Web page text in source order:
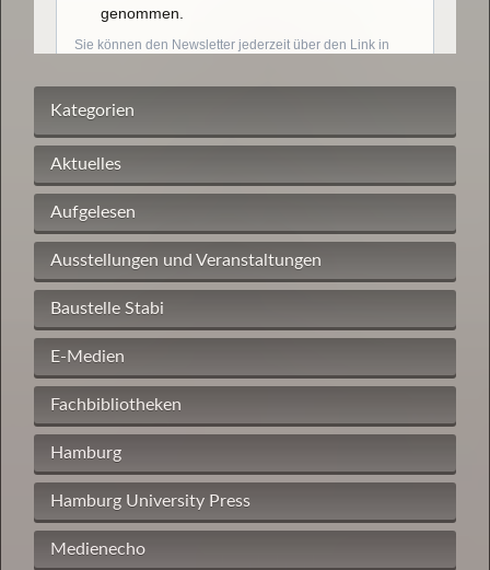
Kategorien
Aktuelles
Aufgelesen
Ausstellungen und Veranstaltungen
Baustelle Stabi
E-Medien
Fachbibliotheken
Hamburg
Hamburg University Press
Medienecho